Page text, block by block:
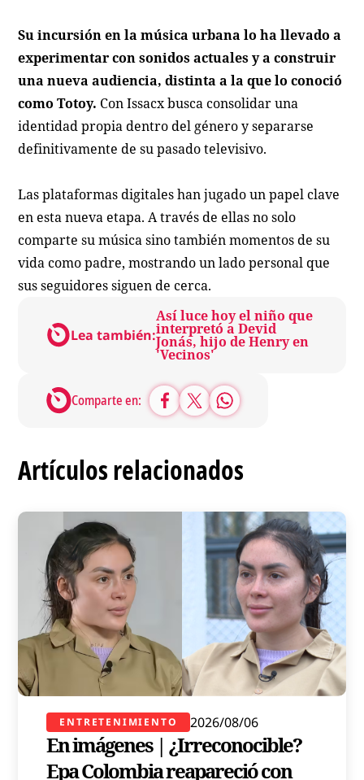
Su incursión en la música urbana lo ha llevado a
experimentar con sonidos actuales y a construir
una nueva audiencia, distinta a la que lo conoció
comoTotoy. Con Issacx busca consolidar una
identidad propia dentro del género y separarse
definitivamente de su pasado televisivo.
Las plataformas digitales han jugado un papel clave
en esta nueva etapa. A través de ellas no solo
comparte su música sino también momentos de su
vida como padre, mostrando un lado personal que
sus seguidores siguen de cerca.
Lea también:
Así luce hoy el niño que
interpretó a Devid
Jonás, hijo de Henry en
'Vecinos'
Comparte en:
Artículos relacionados
ENTRETENIMIENTO 2026/08/06
En imágenes | ¿Irreconocible?
Epa Colombia reapareció con